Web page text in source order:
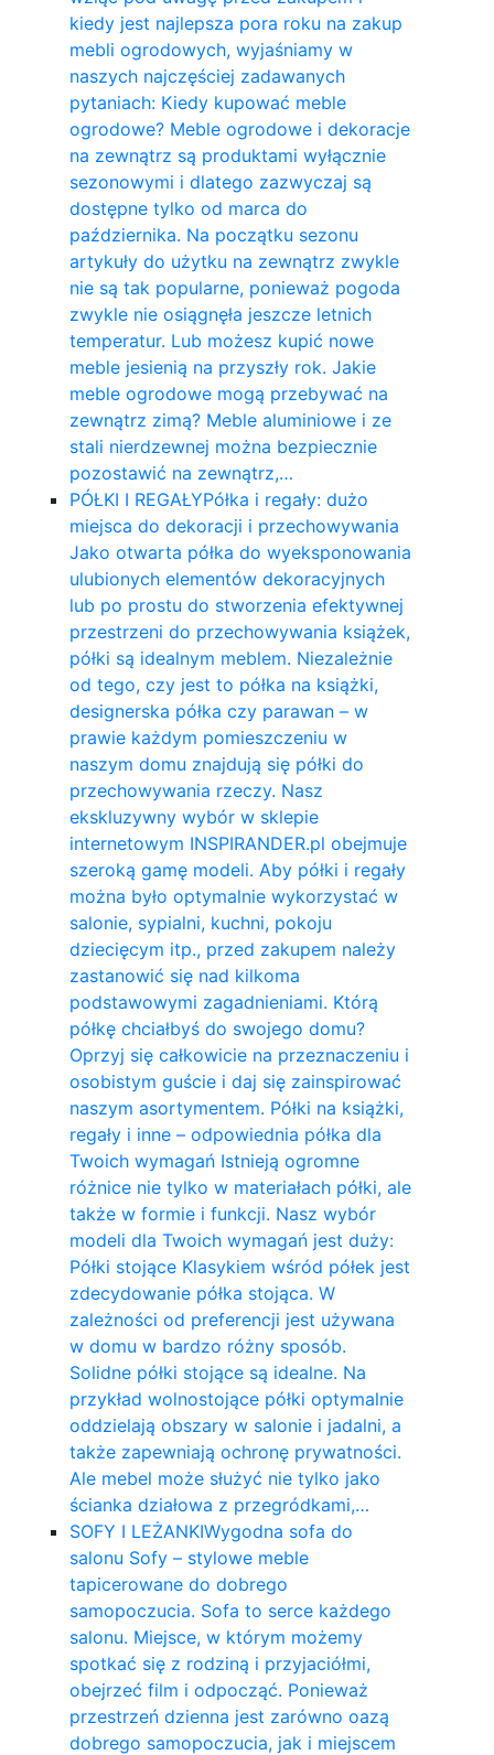
kiedy jest najlepsza pora roku na zakup
mebli ogrodowych, wyjaśniamy w
naszych najczęściej zadawanych
pytaniach: Kiedy kupować meble
ogrodowe? Meble ogrodowe i dekoracje
na zewnątrz są produktami wyłącznie
sezonowymi i dlatego zazwyczaj są
dostępne tylko od marca do
października. Na początku sezonu
artykuły do ​​użytku na zewnątrz zwykle
nie są tak popularne, ponieważ pogoda
zwykle nie osiągnęła jeszcze letnich
temperatur. Lub możesz kupić nowe
meble jesienią na przyszły rok. Jakie
meble ogrodowe mogą przebywać na
zewnątrz zimą? Meble aluminiowe i ze
stali nierdzewnej można bezpiecznie
pozostawić na zewnątrz,…
PÓŁKI I REGAŁYPółka i regały: dużo
miejsca do dekoracji i przechowywania
Jako otwarta półka do wyeksponowania
ulubionych elementów dekoracyjnych
lub po prostu do stworzenia efektywnej
przestrzeni do przechowywania książek,
półki są idealnym meblem. Niezależnie
od tego, czy jest to półka na książki,
designerska półka czy parawan – w
prawie każdym pomieszczeniu w
naszym domu znajdują się półki do
przechowywania rzeczy. Nasz
ekskluzywny wybór w sklepie
internetowym INSPIRANDER.pl obejmuje
szeroką gamę modeli. Aby półki i regały
można było optymalnie wykorzystać w
salonie, sypialni, kuchni, pokoju
dziecięcym itp., przed zakupem należy
zastanowić się nad kilkoma
podstawowymi zagadnieniami. Którą
półkę chciałbyś do swojego domu?
Oprzyj się całkowicie na przeznaczeniu i
osobistym guście i daj się zainspirować
naszym asortymentem. Półki na książki,
regały i inne – odpowiednia półka dla
Twoich wymagań Istnieją ogromne
różnice nie tylko w materiałach półki, ale
także w formie i funkcji. Nasz wybór
modeli dla Twoich wymagań jest duży:
Półki stojące Klasykiem wśród półek jest
zdecydowanie półka stojąca. W
zależności od preferencji jest używana
w domu w bardzo różny sposób.
Solidne półki stojące są idealne. Na
przykład wolnostojące półki optymalnie
oddzielają obszary w salonie i jadalni, a
także zapewniają ochronę prywatności.
Ale mebel może służyć nie tylko jako
ścianka działowa z przegródkami,…
SOFY I LEŻANKIWygodna sofa do
salonu Sofy – stylowe meble
tapicerowane do dobrego
samopoczucia. Sofa to serce każdego
salonu. Miejsce, w którym możemy
spotkać się z rodziną i przyjaciółmi,
obejrzeć film i odpocząć. Ponieważ
przestrzeń dzienna jest zarówno oazą
dobrego samopoczucia, jak i miejscem